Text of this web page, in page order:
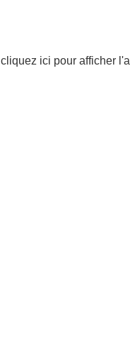
cliquez ici pour afficher